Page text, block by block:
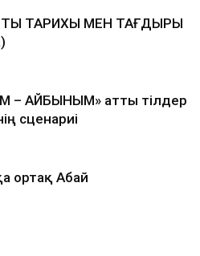
ТАРИХЫ МЕН ТАҒДЫРЫ
– АЙБЫНЫМ» атты тілдер
сценариі
ортақ Абай